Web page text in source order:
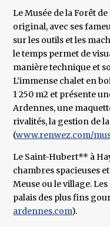
Le Musée de la Forêt
original, avec ses
sur les outils et les
le temps permet de
manière technique et
L’immense chalet en
1 250 m2 et présente
Ardennes, une
rivalités, la gestion de
(www.renwez.com/
Le Saint-Hubert** à
chambres spacieuses
Meuse ou le village.
palais des plus fins
ardennes.com).